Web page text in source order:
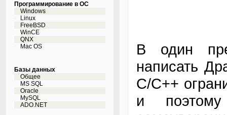
Программирование в ОС
Windows
Linux
FreeBSD
WinCE
QNX
Mac OS
Базы данных
Общее
MS SQL
Oracle
MySQL
ADO.NET
В один
написать
C/C++
и